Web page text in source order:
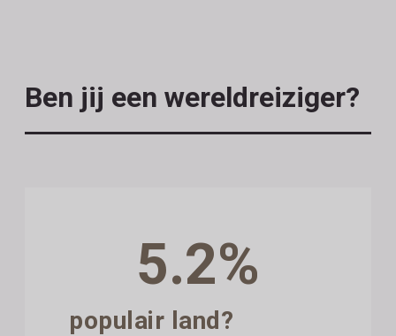
Ben jij een wereldreiziger?
5.2%
populair land?